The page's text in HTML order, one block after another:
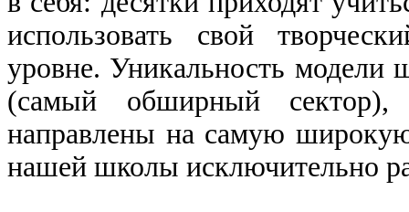
использовать свой
уровне. Уникальность модели
(самый обширный
направлены на самую
нашей школы исключительно